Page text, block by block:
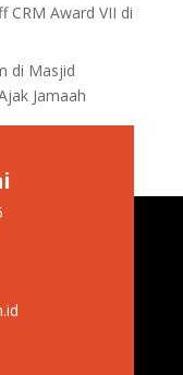
CRM Award VII di
di Masjid
Jamaah